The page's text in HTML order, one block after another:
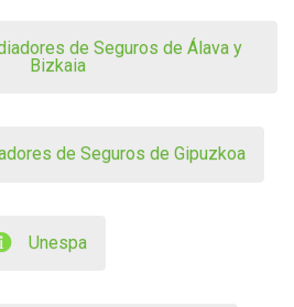
de Seguros de Álava y
Bizkaia
de Seguros de Gipuzkoa
Unespa